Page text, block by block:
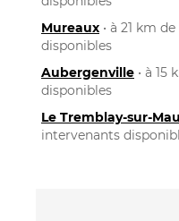
Mureaux • à 21 km
disponibles
Aubergenville • à 15
disponibles
Le Tremblay-sur-
intervenants